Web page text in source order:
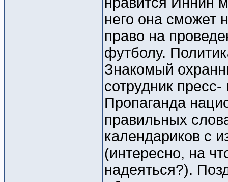
него она сможет
право на
футболу.
Знакомый
сотрудник
Пропаганда
правильных
календариков с
(интересно, на
надеяться?).